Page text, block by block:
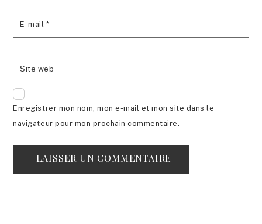
E-mail *
Site web
Enregistrer mon nom, mon e-mail et mon site dans le
navigateur pour mon prochain commentaire.